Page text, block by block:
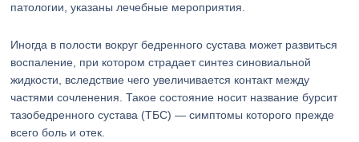
патологии, указаны лечебные мероприятия.
Иногда в полости вокруг бедренного сустава может развиться
воспаление, при котором страдает синтез синовиальной
жидкости, вследствие чего увеличивается контакт между
частями сочленения. Такое состояние носит название бурсит
тазобедренного сустава (ТБС) — симптомы которого прежде
всего боль и отек.